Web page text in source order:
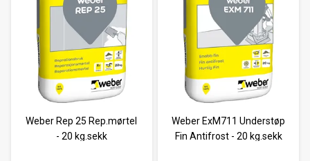
Weber Rep 25 Rep.mørtel
- 20 kg.sekk
Weber ExM711 Understøp
Fin Antifrost - 20 kg.sekk